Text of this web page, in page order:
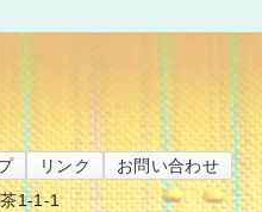
リンク
お問い合わせ
1-1-1